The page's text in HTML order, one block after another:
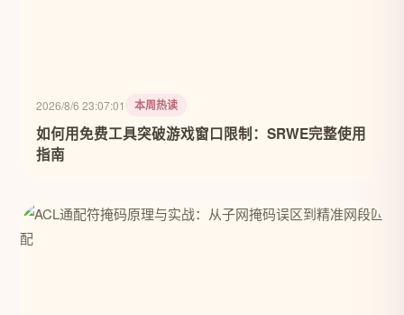
2026/8/6 23:07:01 本周热读
如何用免费工具突破游戏窗口限制：SRWE完整使用
指南